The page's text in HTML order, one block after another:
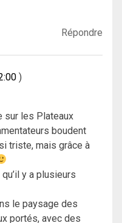
Répondre
sur les Plateaux
boudent
triste, mais grâce à
y a plusieurs
le paysage des
portés, avec des